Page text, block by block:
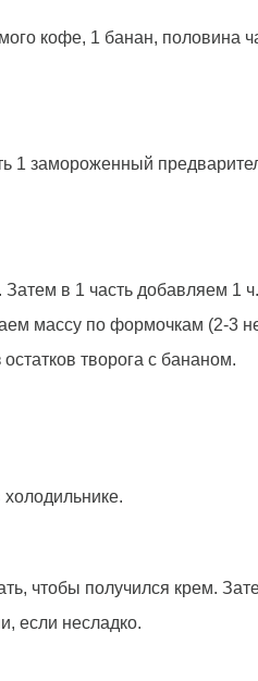
кофе, 1 банан, половина
1 замороженный
в 1 часть добавляем 1
массу по формочкам (2-3
творога с бананом.
чтобы получился крем.
если несладко.